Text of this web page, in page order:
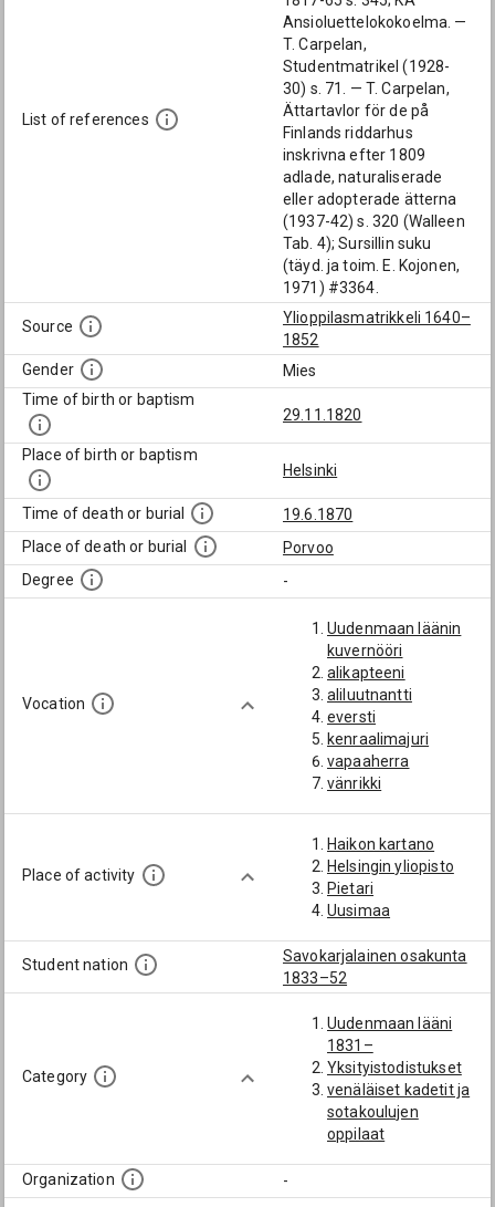
List of references
Ansioluettelokokoelma. —
T. Carpelan,
Studentmatrikel (1928-
30) s. 71. — T. Carpelan,
Ättartavlor för de på
Finlands riddarhus
inskrivna efter 1809
adlade, naturaliserade
eller adopterade ätterna
(1937-42) s. 320 (Walleen
Tab. 4); Sursillin suku
(täyd. ja toim. E. Kojonen,
1971) #3364.
Source
Ylioppilasmatrikkeli 1640–
1852
Gender
Mies
Time of birth or baptism
29.11.1820
Place of birth or baptism
Helsinki
Time of death or burial
19.6.1870
Place of death or burial
Porvoo
Degree
-
Vocation
Uudenmaan läänin
kuvernööri
alikapteeni
aliluutnantti
eversti
kenraalimajuri
vapaaherra
vänrikki
Place of activity
Haikon kartano
Helsingin yliopisto
Pietari
Uusimaa
Student nation
Savokarjalainen osakunta
1833–52
Category
Uudenmaan lääni
1831–
Yksityistodistukset
venäläiset kadetit ja
sotakoulujen
oppilaat
Organization -